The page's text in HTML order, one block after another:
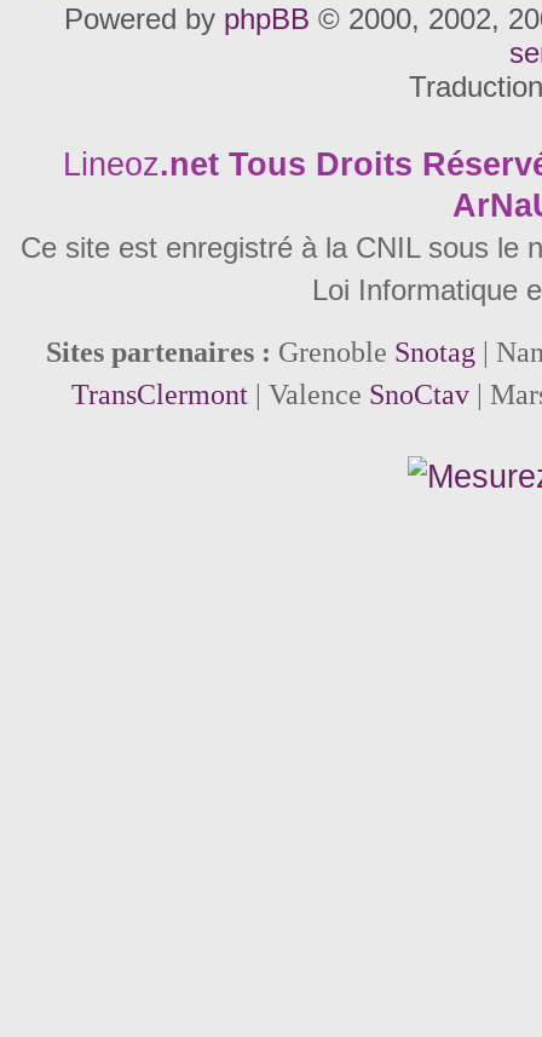
Powered by phpBB © 2000, 2002,
Lineoz.net Tous Droits
Ce site est enregistré à la CNIL sous le
Loi Informatique
Sites partenaires : Grenoble Snotag |
TransClermont| Valence SnoCtav|